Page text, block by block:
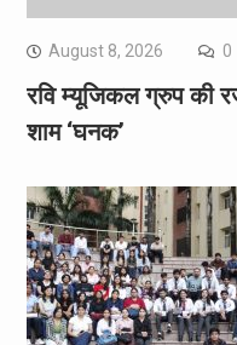
August 8, 2026 0
रवि म्यूजिकल ग्रुप की
शाम ‘घनक’